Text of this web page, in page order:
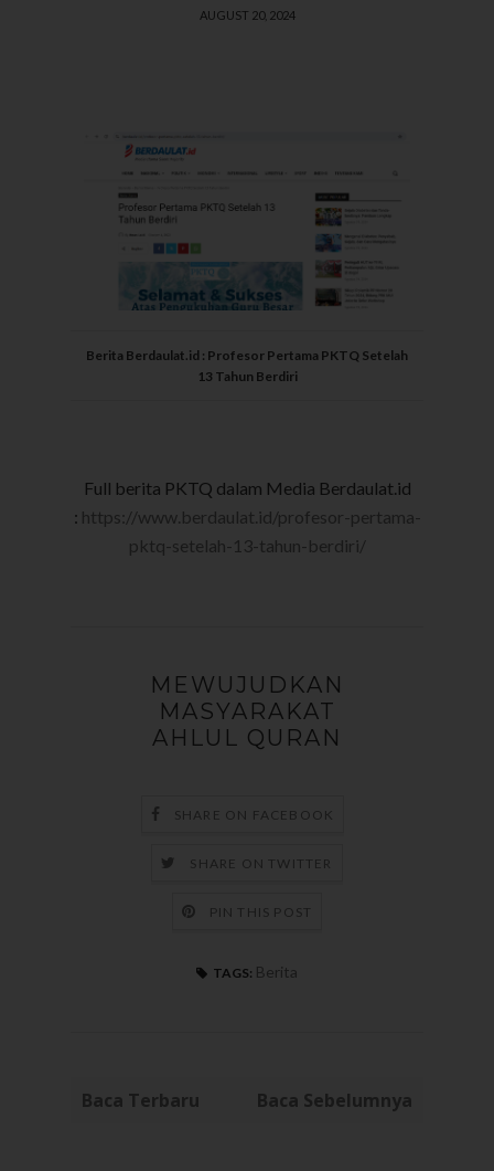
AUGUST 20, 2024
Berita Berdaulat.id : Profesor Pertama PKTQ Setelah
13 Tahun Berdiri
Full berita PKTQ dalam Media Berdaulat.id
: https://www.berdaulat.id/profesor-pertama-
pktq-setelah-13-tahun-berdiri/
MEWUJUDKAN
MASYARAKAT
AHLUL QURAN
SHARE ON FACEBOOK
SHARE ON TWITTER
PIN THIS POST
TAGS: Berita
Baca Terbaru Baca Sebelumnya